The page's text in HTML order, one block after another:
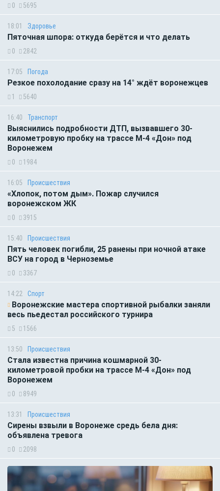
0 5695
18:01 Здоровье
Пяточная шпора: откуда берётся и что делать
0 2842
17:05 Погода
Резкое похолодание сразу на 14° ждёт воронежцев
1 5640
16:40 Транспорт
Выяснились подробности ДТП, вызвавшего 30-
километровую пробку на трассе М-4 «Дон» под
Воронежем
0 1984
16:05 Происшествия
«Хлопок, потом дым». Пожар случился
воронежском ЖК
0 3915
15:40 Происшествия
Пять человек погибли, 25 ранены при ночной атаке
ВСУ на город в Черноземье
0 3367
14:22 Спорт
Воронежские мастера спортивной рыбалки заняли
весь пьедестал российского турнира
5 1566
13:50 Происшествия
Стала известна причина кошмарной 30-
километровой пробки на трассе М-4 «Дон» под
Воронежем
0 8949
13:31 Происшествия
Сирены взвыли в Воронеже средь бела дня:
объявлена тревога
0 2098